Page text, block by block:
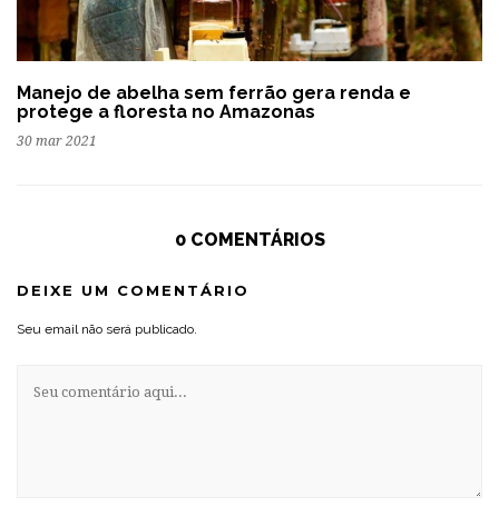
Manejo de abelha sem ferrão gera renda e
protege a floresta no Amazonas
30 mar 2021
0 COMENTÁRIOS
DEIXE UM COMENTÁRIO
Seu email não será publicado.